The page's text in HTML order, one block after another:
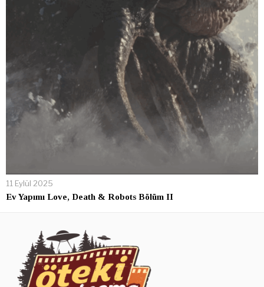
11 Eylül 2025
Ev Yapımı Love, Death & Robots Bölüm II